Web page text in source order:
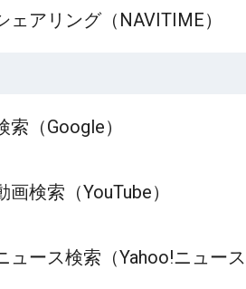
ェアリング（NAVITIME）
索（Google）
画検索（YouTube）
ュース検索（Yahoo!ニュー